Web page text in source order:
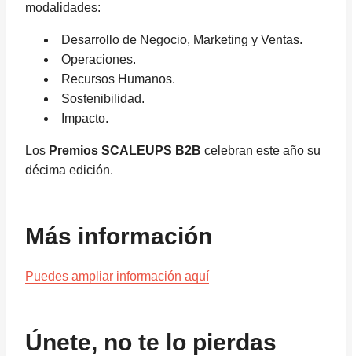
modalidades:
Desarrollo de Negocio, Marketing y Ventas.
Operaciones.
Recursos Humanos.
Sostenibilidad.
Impacto.
Los Premios SCALEUPS B2B celebran este año su
décima edición.
Más información
Puedes ampliar información aquí
Únete, no te lo pierdas